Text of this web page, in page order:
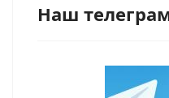
Наш